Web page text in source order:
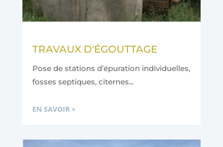
TRAVAUX D'ÉGOUTTAGE
Pose de stations d’épuration individuelles,
fosses septiques, citernes...
EN SAVOIR +